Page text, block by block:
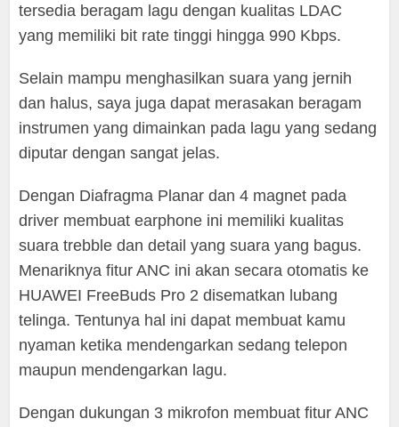
tersedia beragam lagu dengan kualitas LDAC
yang memiliki bit rate tinggi hingga 990 Kbps.
Selain mampu menghasilkan suara yang jernih
dan halus, saya juga dapat merasakan beragam
instrumen yang dimainkan pada lagu yang sedang
diputar dengan sangat jelas.
Dengan Diafragma Planar dan 4 magnet pada
driver membuat earphone ini memiliki kualitas
suara trebble dan detail yang suara yang bagus.
Menariknya fitur ANC ini akan secara otomatis ke
HUAWEI FreeBuds Pro 2 disematkan lubang
telinga. Tentunya hal ini dapat membuat kamu
nyaman ketika mendengarkan sedang telepon
maupun mendengarkan lagu.
Dengan dukungan 3 mikrofon membuat fitur ANC